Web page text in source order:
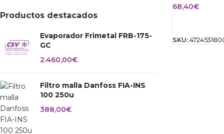
Productos destacados
Evaporador Frimetal FRB-175-
GC
2.460,00€
Filtro malla Danfoss FIA-INS
100 250u
388,00€
68,40€
SKU: